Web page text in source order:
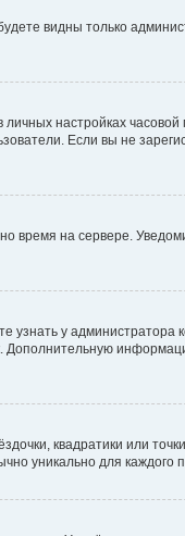
видны только
настройках часовой
Если вы не
время на сервере.
узнать у администратора
Дополнительную
квадратики или
уникально для каждого